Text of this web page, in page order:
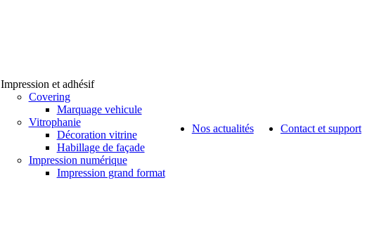
Impression et adhésif
Covering
Marquage vehicule
Vitrophanie
Décoration vitrine
Habillage de façade
Impression numérique
Impression grand format
Nos actualités Contact et support